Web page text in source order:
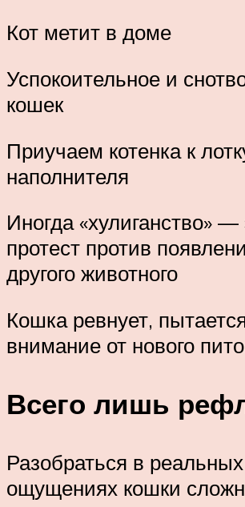
Кот метит в доме
Успокоительное и
кошек
Приучаем котенка к
наполнителя
Иногда «хулиганство» —
протест против
другого животного
Кошка ревнует,
внимание от нового
Всего лишь
Разобраться в реальных
ощущениях кошки